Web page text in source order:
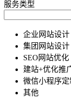
服务类型
企业网站设计
集团网站设计
SEO网站优化
建站+优化推
微信小程序定
其他